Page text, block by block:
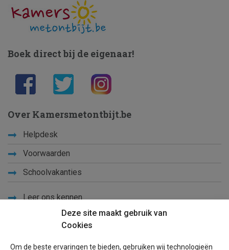
Deze site maakt gebruik van
Cookies
Om de beste ervaringen te bieden, gebruiken wij technologieën
Boek direct bij de eigenaar!
Over Kamersmetontbijt.be
Helpdesk
Voorwaarden
Schoolvakanties
Leer ons kennen